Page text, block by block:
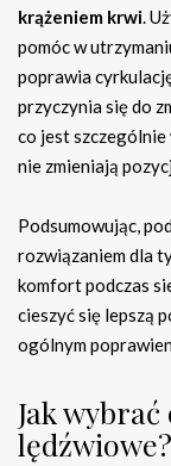
krążeniem krwi.
pomóc w
poprawia
przyczynia się do
co jest
nie zmieniają
Podsumowując,
rozwiązaniem dla
komfort podczas
cieszyć się lepszą
ogólnym
Jak
lędźwiowe?